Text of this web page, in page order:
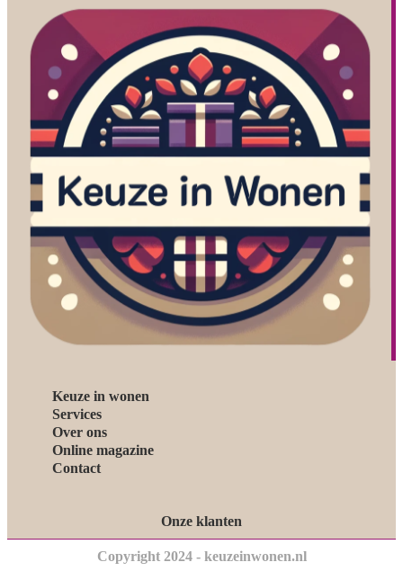
Keuze in wonen
Services
Over ons
Online magazine
Contact
Onze klanten
Copyright 2024 - keuzeinwonen.nl